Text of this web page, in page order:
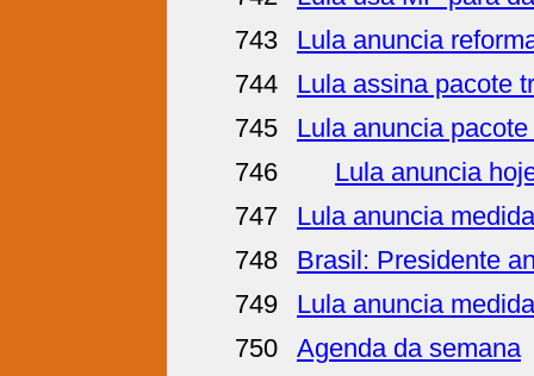
743
Lula anuncia
744
Lula assina pacote
745
Lula anuncia
746
Lula anuncia
747
Lula anuncia
748
Brasil: Presidente
749
Lula anuncia
750
Agenda da semana